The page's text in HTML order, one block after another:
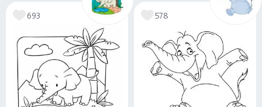
693 578